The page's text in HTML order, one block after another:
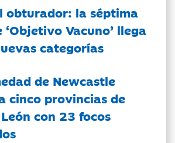
obturador: la séptima
Vacuno’ llega
categorías
de Newcastle
cinco provincias de
con 23 focos